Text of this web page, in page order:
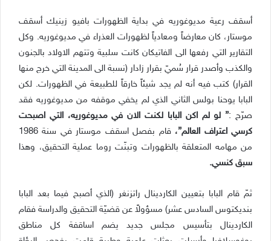
أسقف رعية مديوغوريه في بداية الظهورات بافيو زينيك أسقف
موستار، كان معارضاً ومعادياً لظهورات العذراء في مديوغوريه. وكل
التقارير التي رفعها الى الفاتيكان كانت سلبية وتتهم الاولاد بالجنون
والكذب وأصدر قرار سُميّ بقرار زادار (نسبة الى المدينة التي خرج منها
القرار) كتب فيه أنه لم يجد شيئاً خارقاً للطبيعة في الظهورات. لكن
البابا يوحنا بولس الثاني الذي لم يخفي موقفه من مديوغوريه فقد
صرّح :” لو لم اكن البابا لكنت الان في مديوغوريه، التي اصبحت
كرسي اعتراف العالم”،
قام بفصل اسقف موستار في سنة 1986
من مهامه المتعلقة بالظهورات وتبنّت روما عملية التحقيق، وهذا
سبق كنسي.
ثمّ قام البابا بتعيين الكاردينال راتزنغر (الذي أصبح فيما بعد البابا
بنديكتوس السادس عشر) مسؤولاً عن قضيّة التحقيق والدراسة فقام
الكاردينال بتأسيس مجلس جديد يضم اساقفة كل مناطق